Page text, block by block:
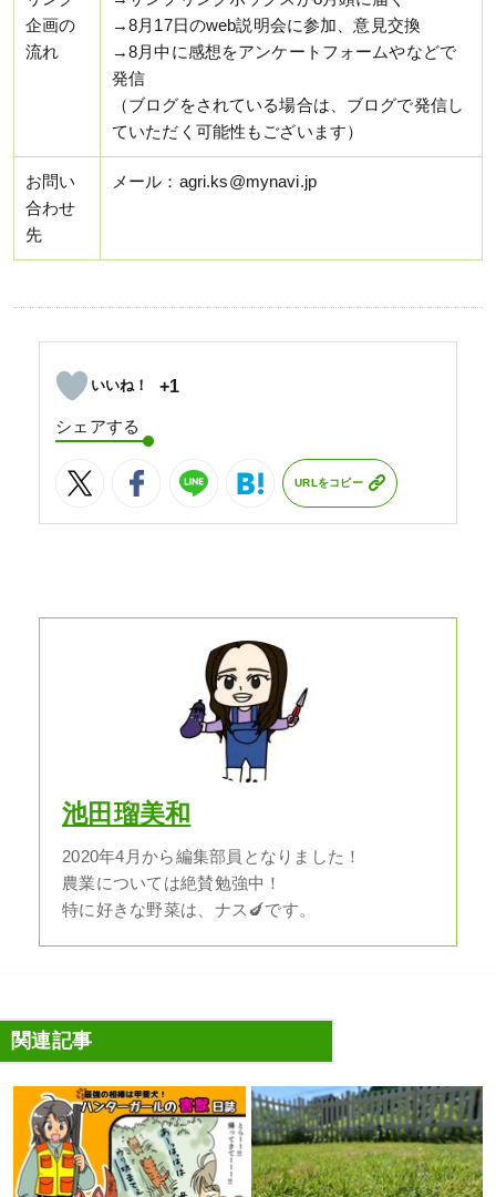
企画の
流れ
→8月17日のweb説明会に参加、意見交換
→8月中に感想をアンケートフォームやなどで
発信
（ブログをされている場合は、ブログで発信し
ていただく可能性もございます）
お問い
合わせ
先
メール：agri.ks@mynavi.jp
+1
シェアする
URLをコピー
池田瑠美和
2020年4月から編集部員となりました！
農業については絶賛勉強中！
特に好きな野菜は、ナス🍆です。
関連記事